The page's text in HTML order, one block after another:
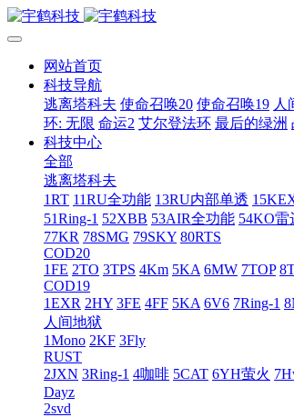
网站首页
科技导航
逃离塔科夫 使命召唤20 使命召唤19 人
环: 无限 命运2 艾尔登法环 最后的绿洲
科技中心
全部
逃离塔科夫
1RT 11RU全功能 13RU内部单透
51Ring-1 52XBB 53AIR全功能 54KO雷
77KR 78SMG 79SKY 80RTS
COD20
1FE 2TO 3TPS 4Km 5KA 6MW 7TOP
COD19
1EXR 2HY 3FE 4FF 5KA 6V6 7Ring-1
人间地狱
1Mono 2KF 3Fly
RUST
2JXN 3Ring-1 4咖啡 5CAT 6YH萤火
Dayz
2svd